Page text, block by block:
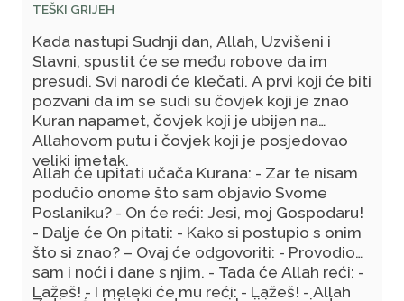
zulumćarska vlast; zbog nedavanja zekata na
svoj imetak neće im padati kiša sa neba, a da
im nije stoke nikad im kiša ne bi ni pala; neće
prekršiti ugovor sa Allahom dž.š., i ugovor sa
Allahovim Poslanikom s.a.w.s., a da im Allah
dž.š., neće dati neprijatelja od drugog naroda,
koji će ovladati njima, uzimajući jedan dio
onoga što je u njihovim rukama; njihovi imami i
vođe neće vladati Allahovom Knjigom, i neće
odabirati rješenja iz onoga što je Allah dž.š.,
objavio – a da Allah dž.š., neće dati da se
sami međusobom krve!" (Hasen Sunen, Ibnu
Madždže, br. 4019.; Musned, Bezzar, br.6175.;
el-Mustedrek, Hakim, br.8623.; el-Mu'udžem
el-Evset, Taberani, br.4671.; Šu'abul-Iman,
TEŠKI GRIJEH
Kada nastupi Sudnji dan, Allah, Uzvišeni i
Slavni, spustit će se među robove da im
presudi. Svi narodi će klečati. A prvi koji će biti
pozvani da im se sudi su čovjek koji je znao
Kuran napamet, čovjek koji je ubijen na
Allahovom putu i čovjek koji je posjedovao
veliki imetak.
Allah će upitati učača Kurana: - Zar te nisam
podučio onome što sam objavio Svome
Poslaniku? - On će reći: Jesi, moj Gospodaru!
- Dalje će On pitati: - Kako si postupio s onim
što si znao? – Ovaj će odgovoriti: - Provodio
sam i noći i dane s njim. - Tada će Allah reći: -
Lažeš! - I meleki će mu reći: - Lažeš! - Allah